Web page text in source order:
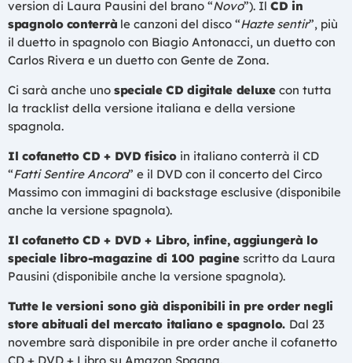
version di Laura Pausini del brano “Novo”). Il CD in
spagnolo conterrà le canzoni del disco “Hazte sentir”, più
il duetto in spagnolo con Biagio Antonacci, un duetto con
Carlos Rivera e un duetto con Gente de Zona.
Ci sarà anche uno speciale CD digitale deluxecon tutta
la tracklist della versione italiana e della versione
spagnola.
Il cofanetto CD + DVD fisicoin italiano conterrà il CD
“Fatti Sentire Ancora” e il DVD con il concerto del Circo
Massimo con immagini di backstage esclusive (disponibile
anche la versione spagnola).
Il cofanetto CD + DVD + Libro, infine, aggiungerà lo
speciale libro-magazine di 100 paginescritto da Laura
Pausini (disponibile anche la versione spagnola).
Tutte le versioni sono già disponibili in pre order negli
store abituali del mercato italiano e spagnolo. Dal 23
novembre sarà disponibile in pre order anche il cofanetto